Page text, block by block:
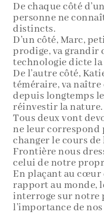
De chaque côté
personne ne
distincts.
D’un côté, Marc,
prodige, va grandir
technologie dicte la
De l’autre côté,
téméraire, va
depuis longtemps
réinvestir la nature.
Tous deux vont
ne leur correspond
changer le cours de
Frontière nous
celui de notre
En plaçant au
rapport au monde,
interroge sur notre
l’importance de